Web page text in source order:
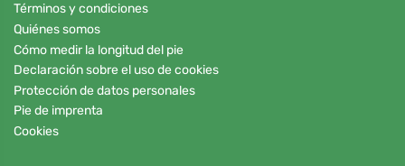
Términos y condiciones
Quiénes somos
Cómo medir la longitud del pie
Declaración sobre el uso de cookies
Protección de datos personales
Pie de imprenta
Cookies